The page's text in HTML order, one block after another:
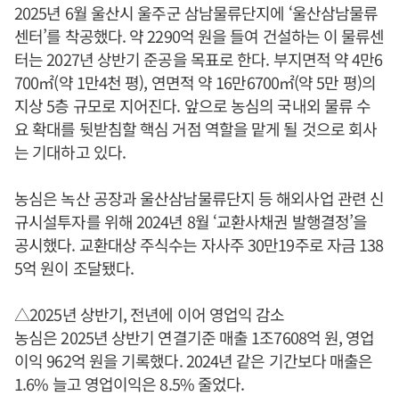
2025년 6월 울산시 울주군 삼남물류단지에 ‘울산삼남물류
센터’를 착공했다. 약 2290억 원을 들여 건설하는 이 물류센
터는 2027년 상반기 준공을 목표로 한다. 부지면적 약 4만6
700㎡(약 1만4천 평), 연면적 약 16만6700㎡(약 5만 평)의
지상 5층 규모로 지어진다. 앞으로 농심의 국내외 물류 수
요 확대를 뒷받침할 핵심 거점 역할을 맡게 될 것으로 회사
는 기대하고 있다.
농심은 녹산 공장과 울산삼남물류단지 등 해외사업 관련 신
규시설투자를 위해 2024년 8월 ‘교환사채권 발행결정’을
공시했다. 교환대상 주식수는 자사주 30만19주로 자금 138
5억 원이 조달됐다.
△2025년 상반기, 전년에 이어 영업익 감소
농심은 2025년 상반기 연결기준 매출 1조7608억 원, 영업
이익 962억 원을 기록했다. 2024년 같은 기간보다 매출은
1.6% 늘고 영업이익은 8.5% 줄었다.